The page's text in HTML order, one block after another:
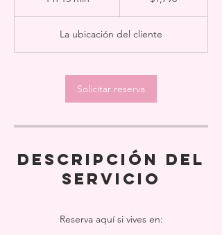
5
i
n
La ubicación del cliente
Solicitar reserva
Descripción del
servicio
Reserva aquí si vives en: